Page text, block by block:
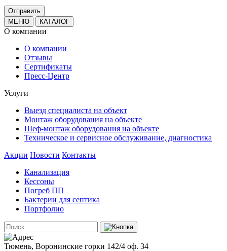
МЕНЮ КАТАЛОГ
О компании
О компании
Отзывы
Сертификаты
Пресс-Центр
Услуги
Выезд специалиста на объект
Монтаж оборудования на объекте
Шеф-монтаж оборудования на объекте
Техническое и сервисное обслуживание, диагностика
Акции Новости Контакты
Канализация
Кессоны
Погреб ПП
Бактерии для септика
Портфолио
Тюмень, Воронинские горки 142/4 оф. 34